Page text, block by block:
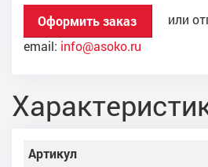
Оформить заказ
или
email: info@asoko.ru
Артикул